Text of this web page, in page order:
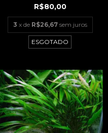
R$80,00
3 x de R$26,67 sem juros
ESGOTADO